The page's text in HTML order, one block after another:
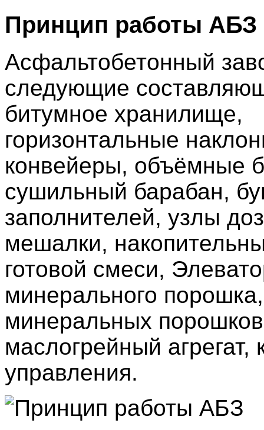
Принцип работы АБЗ
Асфальтобетонный
следующие
битумное хранилище,
горизонтальные
конвейеры, объёмные
сушильный барабан,
заполнителей, узлы
мешалки,
готовой смеси,
минерального
минеральных
маслогрейный агрегат,
управления.